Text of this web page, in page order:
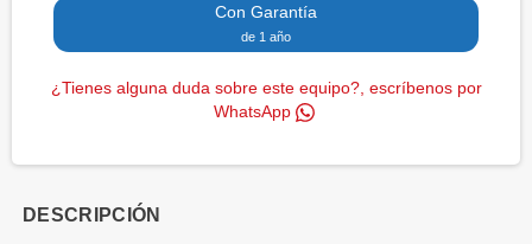
Con Garantía
de 1 año
¿Tienes alguna duda sobre este equipo?, escríbenos por
WhatsApp
DESCRIPCIÓN